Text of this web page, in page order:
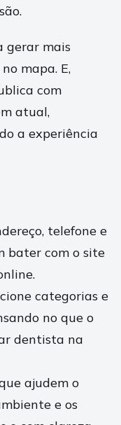
gerar mais
mapa. E,
com
atual,
a experiência
telefone e
bater com o site
categorias e
no que o
dentista na
ajudem o
e os